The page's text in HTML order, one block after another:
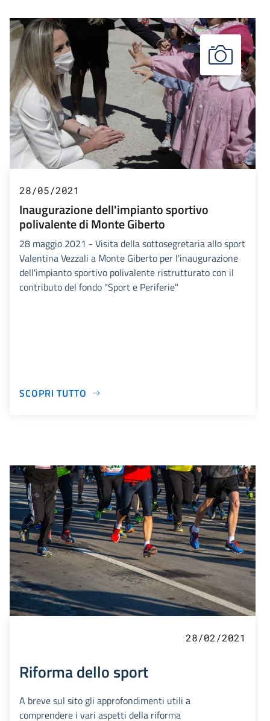
28/05/2021
Inaugurazione dell'impianto sportivo
polivalente di Monte Giberto
28 maggio 2021 - Visita della sottosegretaria allo sport
Valentina Vezzali a Monte Giberto per l'inaugurazione
dell'impianto sportivo polivalente ristrutturato con il
contributo del fondo "Sport e Periferie"
SCOPRI TUTTO
28/02/2021
Riforma dello sport
A breve sul sito gli approfondimenti utili a
comprendere i vari aspetti della riforma